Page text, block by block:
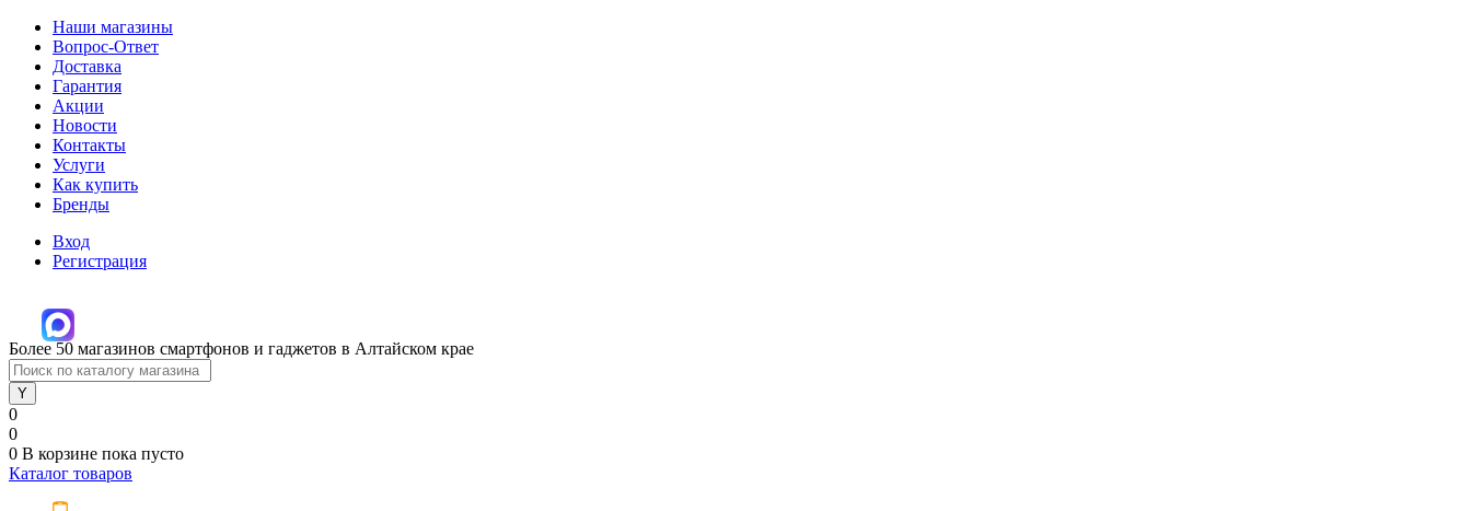
Наши магазины
Вопрос-Ответ
Доставка
Гарантия
Акции
Новости
Контакты
Услуги
Как купить
Бренды
Вход
Регистрация
Более 50 магазинов смартфонов и гаджетов в Алтайском крае
0
0
0 В корзине пока пусто
Каталог товаров